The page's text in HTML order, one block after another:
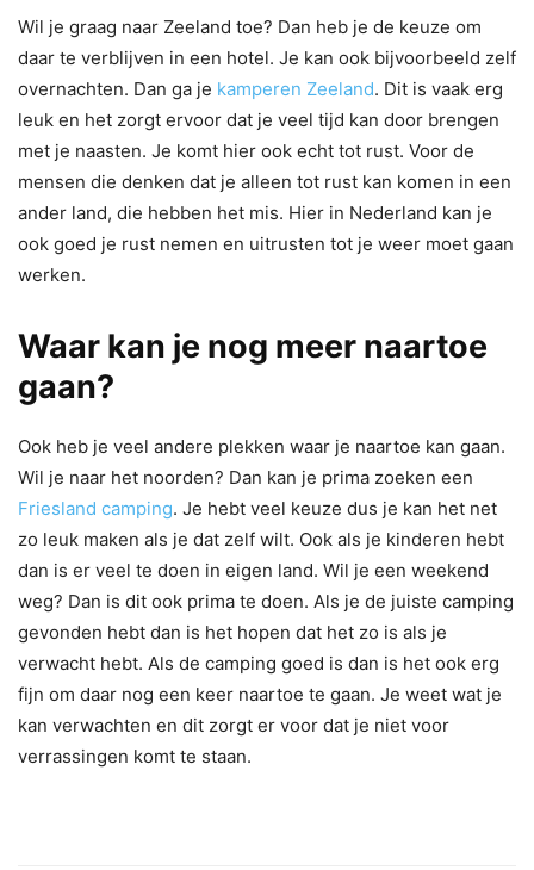
Wil je graag naar Zeeland toe? Dan heb je de keuze om
daar te verblijven in een hotel. Je kan ook bijvoorbeeld zelf
overnachten. Dan ga je kamperen Zeeland. Dit is vaak erg
leuk en het zorgt ervoor dat je veel tijd kan door brengen
met je naasten. Je komt hier ook echt tot rust. Voor de
mensen die denken dat je alleen tot rust kan komen in een
ander land, die hebben het mis. Hier in Nederland kan je
ook goed je rust nemen en uitrusten tot je weer moet gaan
werken.
Waar kan je nog meer naartoe
gaan?
Ook heb je veel andere plekken waar je naartoe kan gaan.
Wil je naar het noorden? Dan kan je prima zoeken een
Friesland camping. Je hebt veel keuze dus je kan het net
zo leuk maken als je dat zelf wilt. Ook als je kinderen hebt
dan is er veel te doen in eigen land. Wil je een weekend
weg? Dan is dit ook prima te doen. Als je de juiste camping
gevonden hebt dan is het hopen dat het zo is als je
verwacht hebt. Als de camping goed is dan is het ook erg
fijn om daar nog een keer naartoe te gaan. Je weet wat je
kan verwachten en dit zorgt er voor dat je niet voor
verrassingen komt te staan.